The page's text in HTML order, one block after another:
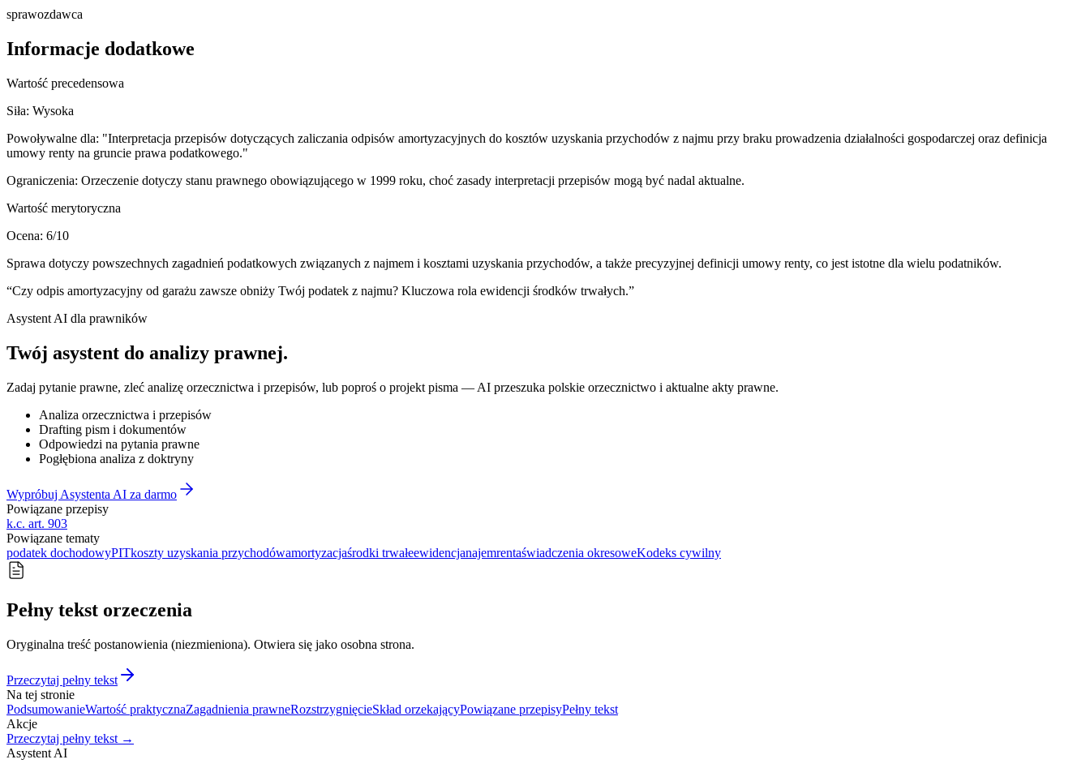
sprawozdawca
Informacje dodatkowe
Wartość precedensowa
Siła: Wysoka
Powoływalne dla: "Interpretacja przepisów dotyczących zaliczania odpisów amortyzacyjnych do kosztów uzyskania przychodów z najmu przy braku prowadzenia działalności gospodarczej oraz definicja
umowy renty na gruncie prawa podatkowego."
Ograniczenia: Orzeczenie dotyczy stanu prawnego obowiązującego w 1999 roku, choć zasady interpretacji przepisów mogą być nadal aktualne.
Wartość merytoryczna
Ocena: 6/10
Sprawa dotyczy powszechnych zagadnień podatkowych związanych z najmem i kosztami uzyskania przychodów, a także precyzyjnej definicji umowy renty, co jest istotne dla wielu podatników.
“Czy odpis amortyzacyjny od garażu zawsze obniży Twój podatek z najmu? Kluczowa rola ewidencji środków trwałych.”
Asystent AI dla prawników
Twój asystent do analizy prawnej.
Zadaj pytanie prawne, zleć analizę orzecznictwa i przepisów, lub poproś o projekt pisma — AI przeszuka polskie orzecznictwo i aktualne akty prawne.
Analiza orzecznictwa i przepisów
Drafting pism i dokumentów
Odpowiedzi na pytania prawne
Pogłębiona analiza z doktryny
Wypróbuj Asystenta AI za darmo
Powiązane przepisy
k.c. art. 903
Powiązane tematy
podatek dochodowyPITkoszty uzyskania przychodówamortyzacjaśrodki trwałeewidencjanajemrentaświadczenia okresoweKodeks cywilny
Pełny tekst orzeczenia
Oryginalna treść postanowienia (niezmieniona). Otwiera się jako osobna strona.
Przeczytaj pełny tekst
Na tej stronie
PodsumowanieWartość praktycznaZagadnienia prawneRozstrzygnięcieSkład orzekającyPowiązane przepisyPełny tekst
Akcje
Przeczytaj pełny tekst →
Asystent AI